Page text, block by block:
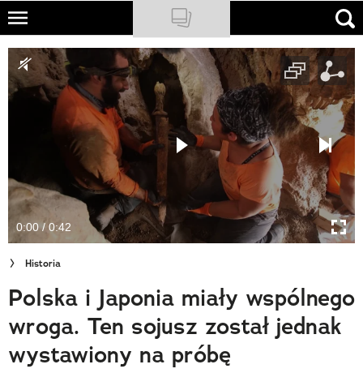
Skip
main
content
NATIONAL GEOGRAPHIC
TRAVELER
PODCASTY
Newsletter
Cuda Polski
Wielki Konkurs Fotograficzny
Trendbook Podróżniczy
Polecane
0:00 / 0:42
Historia
Polska i Japonia miały wspólnego
wroga. Ten sojusz został jednak
wystawiony na próbę